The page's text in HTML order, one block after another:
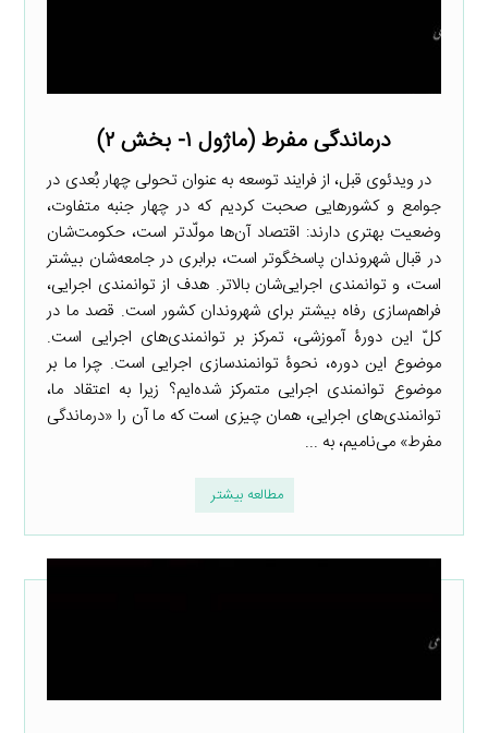
درماندگی مفرط (ماژول ۱- بخش ۲)
در ویدئوی قبل، از فرایند توسعه به عنوان تحولی چهار بُعدی در
جوامع و کشورهایی صحبت کردیم که در چهار جنبه متفاوت،
وضعیت بهتری دارند: اقتصاد آن‌ها مولّدتر است، حکومت‌شان
در قبال شهروندان پاسخگوتر است، برابری در جامعه‌شان بیشتر
است، و توانمندی اجرایی‌شان بالاتر. هدف از توانمندی اجرایی،
فراهم‌سازی رفاه بیشتر برای شهروندان کشور است. قصد ما در
کلّ این دورۀ آموزشی، تمرکز بر توانمندی‌های اجرایی است.
موضوع این دوره، نحوۀ توانمندسازی اجرایی است. چرا ما بر
موضوع توانمندی اجرایی متمرکز شده‌ایم؟ زیرا به اعتقاد ما،
توانمندی‌های اجرایی، همان چیزی است که ما آن را «درماندگی
مفرط» می‌نامیم، به ...
مطالعه بیشتر